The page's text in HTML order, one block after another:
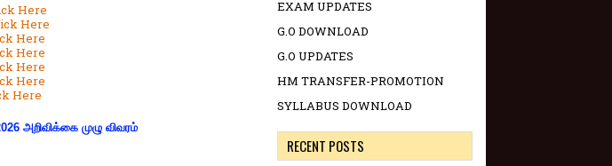
Here
Here
Here
Here
Here
Here
Here
அறிவிக்கை முழு விவரம்
EXAM UPDATES
G.O DOWNLOAD
G.O UPDATES
HM TRANSFER-PROMOTION
SYLLABUS DOWNLOAD
RECENT POSTS